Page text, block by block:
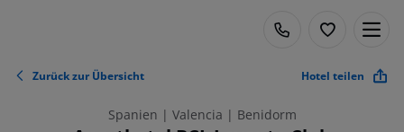
Zurück zur Übersicht Hotel teilen
Spanien | Valencia | Benidorm